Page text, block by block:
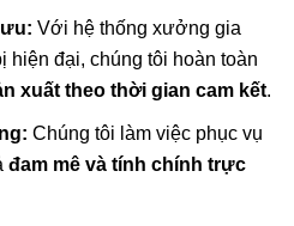
Với hệ thống xưởng gia
hiện đại, chúng tôi hoàn toàn
xuất theo thời gian cam kết.
Chúng tôi làm việc phục vụ
đam mê và tính chính trực